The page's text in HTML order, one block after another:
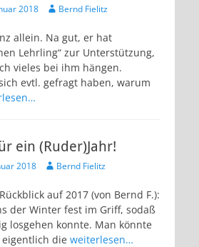
2018 AutorBernd Fielitz
allein. Na gut, er hat
Lehrling“ zur Unterstützung,
vieles bei ihm hängen.
evtl. gefragt haben, warum
ein (Ruder)Jahr!
2018 AutorBernd Fielitz
auf 2017 (von Bernd F.):
der Winter fest im Griff, sodaß
losgehen konnte. Man könnte
die weiterlesen…